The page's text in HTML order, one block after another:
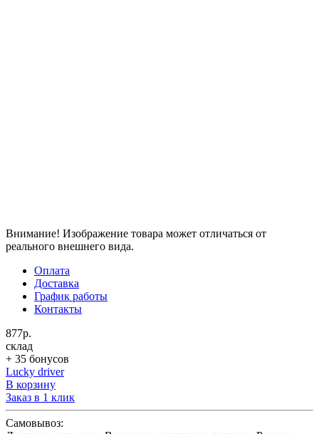
Внимание! Изображение товара может отличаться от
реального внешнего вида.
Оплата
Доставка
График работы
Контакты
877р.
склад
+ 35 бонусов
Lucky driver
В корзину
Заказ в 1 клик
Самовывоз: